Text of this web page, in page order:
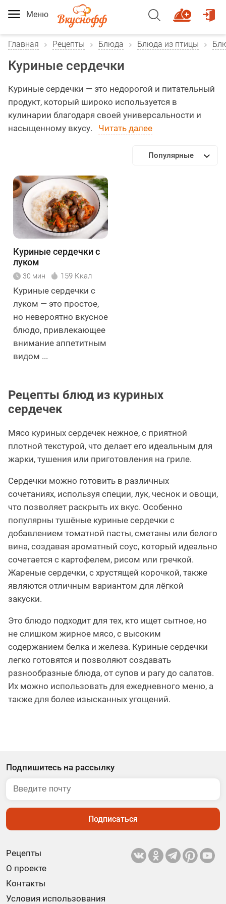
Меню
Главная Рецепты Блюда Блюда из птицы
Куриные сердечки
Куриные сердечки — это недорогой и питательный
продукт, который широко используется в
кулинарии благодаря своей универсальности и
насыщенному вкусу.
Читать далее
Популярные
Куриные сердечки с
луком
30 мин 159 Ккал
Куриные сердечки с
луком — это простое,
но невероятно вкусное
блюдо, привлекающее
внимание аппетитным
видом ...
Рецепты блюд из куриных
сердечек
Мясо куриных сердечек нежное, с приятной
плотной текстурой, что делает его идеальным для
жарки, тушения или приготовления на гриле.
Сердечки можно готовить в различных
сочетаниях, используя специи, лук, чеснок и овощи,
что позволяет раскрыть их вкус. Особенно
популярны тушёные куриные сердечки с
добавлением томатной пасты, сметаны или белого
вина, создавая ароматный соус, который идеально
сочетается с картофелем, рисом или гречкой.
Жареные сердечки, с хрустящей корочкой, также
являются отличным вариантом для лёгкой
закуски.
Это блюдо подходит для тех, кто ищет сытное, но
не слишком жирное мясо, с высоким
содержанием белка и железа. Куриные сердечки
легко готовятся и позволяют создавать
разнообразные блюда, от супов и рагу до салатов.
Их можно использовать для ежедневного меню, а
также для более изысканных угощений.
Рецепты
О проекте
Контакты
Условия использования
Подпишитесь на рассылку
Подписаться